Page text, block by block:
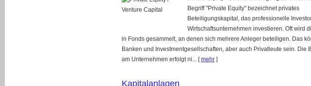
Begriff "Private Equity" bezeichnet privates
Beteiligungskapital, das professionelle
Wirtschaftsunternehmen investieren. Oft wird
in Fonds gesammelt, an denen sich mehrere Anleger beteiligen. Das
Banken und Investmentgesellschaften, aber auch Privatleute sein. Die
am Unternehmen erfolgt ni... [mehr ]
Kapitalanlagen